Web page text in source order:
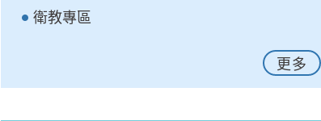
衛教專區
更多